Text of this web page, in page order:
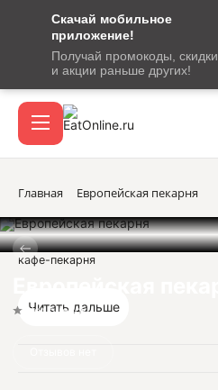
Скачай мобильное
приложение!
Получай промокоды, скидки
и акции раньше других!
сообщение
кодом
подтверждения
Вход / регистрация
Акции
Главная Европейская пекарня
Нет оценок
кафе-пекарня
Читать дальше